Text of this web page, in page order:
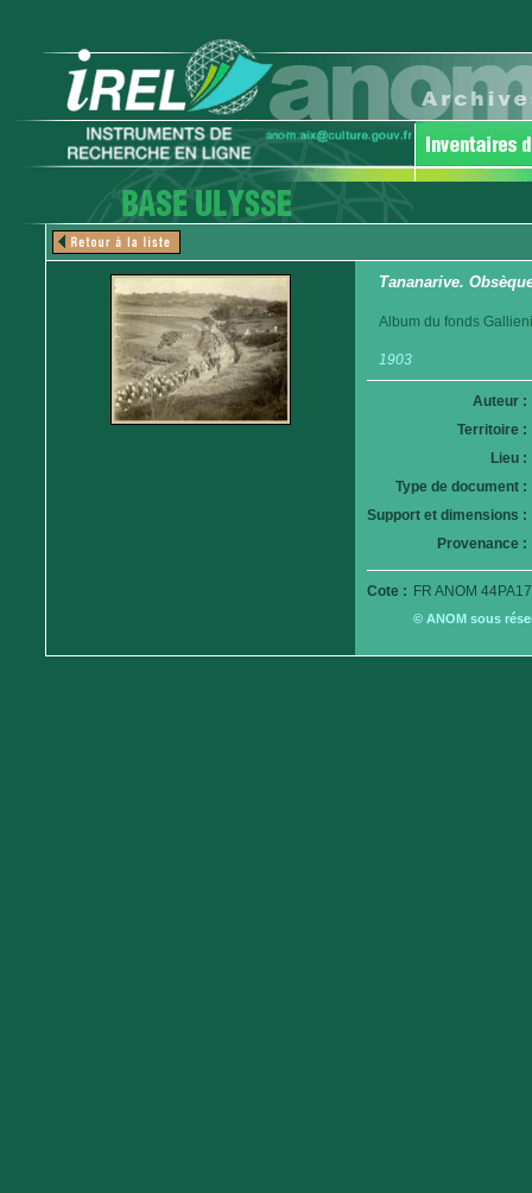
Tananarive.
Album du fonds
1903
Auteur :
Territoire :
Lieu :
Type de document :
Support et dimensions :
Provenance :
Cote : FR ANOM
© ANOM sous